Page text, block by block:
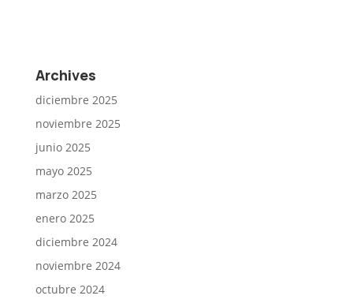
Archives
diciembre 2025
noviembre 2025
junio 2025
mayo 2025
marzo 2025
enero 2025
diciembre 2024
noviembre 2024
octubre 2024